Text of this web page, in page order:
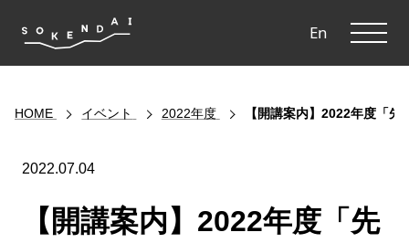
En
HOME イベント 2022年度 【開講案内】2022年度「
2022.07.04
【開講案内】2022年度「先